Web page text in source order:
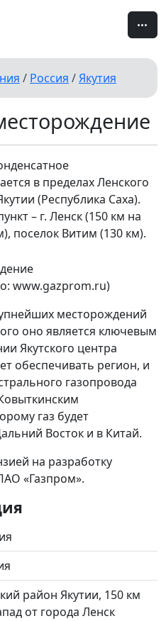
/ Россия /Якутия
в пределах Ленского
(Республика Саха).
– г. Ленск (150 км на
поселок Витим (130 км).
www.gazprom.ru)
месторождений
оно является ключевым
Якутского центра
обеспечивать регион, и
газопровода
газ будет
Восток и в Китай.
на разработку
«Газпром».
район Якутии, 150 км
от города Ленск